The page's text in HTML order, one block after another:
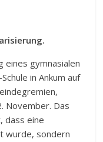
eines gymnasialen
in Ankum auf
November. Das
dass eine
wurde, sondern